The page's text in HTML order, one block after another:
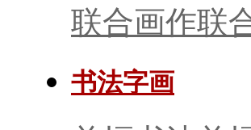
联合画作联
书法字画